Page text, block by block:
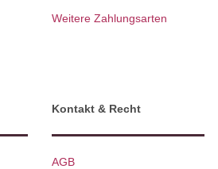
Weitere Zahlungsarten
Kontakt & Recht
AGB